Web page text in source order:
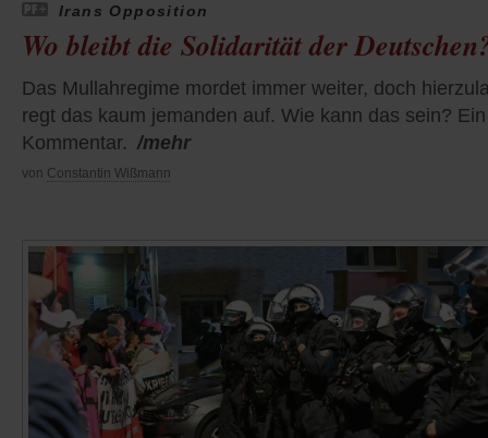
Irans Opposition
Wo bleibt die Solidarität der
Das Mullahregime mordet immer weiter, doch
regt das kaum jemanden auf. Wie kann das sein? Ein
Kommentar. /mehr
von Constantin Wißmann